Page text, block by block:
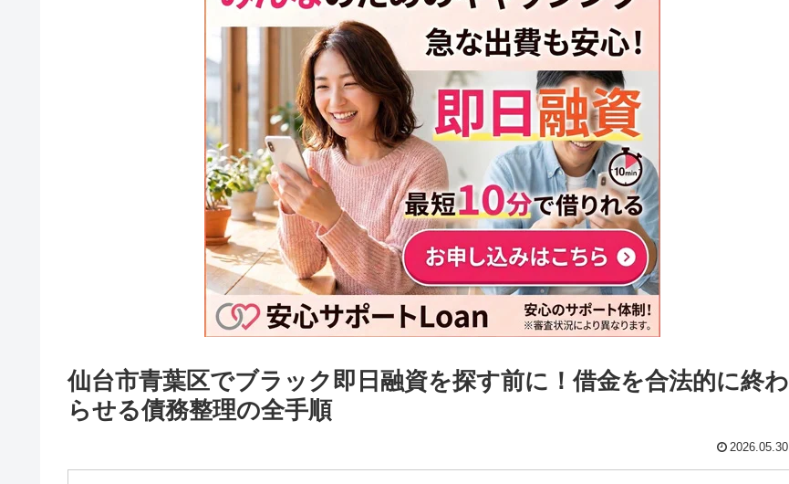
仙台市青葉区でブラック即日融資を探す前に！借金を合法的に終わ
らせる債務整理の全手順
2026.05.30